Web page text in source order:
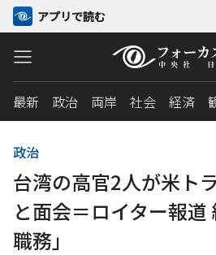
アプリで読む
最新 政治 両岸 社会 経済
政治
台湾の高官2人が米ト
と面会＝ロイター報道
職務」